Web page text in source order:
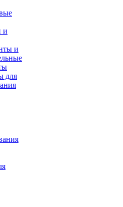
и
и
для